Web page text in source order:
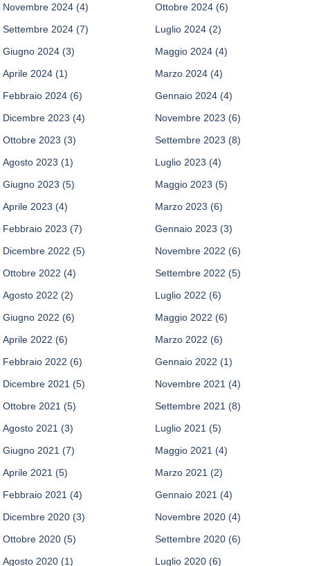
Novembre 2024 (4) Ottobre 2024 (6)
Settembre 2024 (7) Luglio 2024 (2)
Giugno 2024 (3) Maggio 2024 (4)
Aprile 2024 (1) Marzo 2024 (4)
Febbraio 2024 (6) Gennaio 2024 (4)
Dicembre 2023 (4) Novembre 2023 (6)
Ottobre 2023 (3) Settembre 2023 (8)
Agosto 2023 (1) Luglio 2023 (4)
Giugno 2023 (5) Maggio 2023 (5)
Aprile 2023 (4) Marzo 2023 (6)
Febbraio 2023 (7) Gennaio 2023 (3)
Dicembre 2022 (5) Novembre 2022 (6)
Ottobre 2022 (4) Settembre 2022 (5)
Agosto 2022 (2) Luglio 2022 (6)
Giugno 2022 (6) Maggio 2022 (6)
Aprile 2022 (6) Marzo 2022 (6)
Febbraio 2022 (6) Gennaio 2022 (1)
Dicembre 2021 (5) Novembre 2021 (4)
Ottobre 2021 (5) Settembre 2021 (8)
Agosto 2021 (3) Luglio 2021 (5)
Giugno 2021 (7) Maggio 2021 (4)
Aprile 2021 (5) Marzo 2021 (2)
Febbraio 2021 (4) Gennaio 2021 (4)
Dicembre 2020 (3) Novembre 2020 (4)
Ottobre 2020 (5) Settembre 2020 (6)
Agosto 2020 (1) Luglio 2020 (6)